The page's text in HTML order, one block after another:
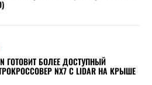
ГОТОВИТ БОЛЕЕ ДОСТУПНЫЙ
NX7 С LIDAR НА КРЫШЕ